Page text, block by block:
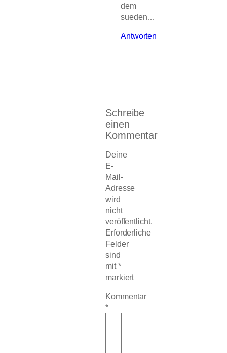
dem
sueden…
Antworten
Schreibe
einen
Kommentar
Deine
E-
Mail-
Adresse
wird
nicht
veröffentlicht.
Erforderliche
Felder
sind
mit*
markiert
Kommentar
*